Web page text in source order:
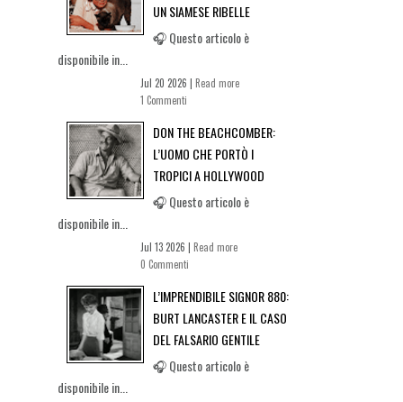
UN SIAMESE RIBELLE
🎧 Questo articolo è
disponibile in...
Jul 20 2026 | Read more
1 Commenti
DON THE BEACHCOMBER:
L’UOMO CHE PORTÒ I
TROPICI A HOLLYWOOD
🎧 Questo articolo è
disponibile in...
Jul 13 2026 | Read more
0 Commenti
L’IMPRENDIBILE SIGNOR 880:
BURT LANCASTER E IL CASO
DEL FALSARIO GENTILE
🎧 Questo articolo è
disponibile in...